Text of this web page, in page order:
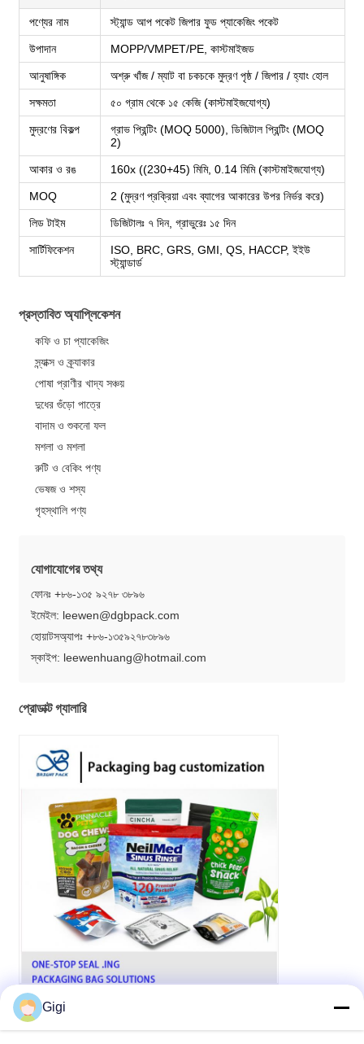
পণ্যের নাম স্ট্যান্ড আপ পকেট জিপার ফুড প্যাকেজিং পকেট
উপাদান MOPP/VMPET/PE, কাস্টমাইজড
আনুষাঙ্গিক অশ্রু খাঁজ / ম্যাট বা চকচকে মুদ্রণ পৃষ্ঠ / জিপার / হ্যাং হোল
সক্ষমতা ৫০ গ্রাম থেকে ১৫ কেজি (কাস্টমাইজযোগ্য)
মুদ্রণের বিকল্প
গ্রাভ প্রিন্টিং (MOQ 5000), ডিজিটাল প্রিন্টিং (MOQ
2)
আকার ও রঙ 160x ((230+45) মিমি, 0.14 মিমি (কাস্টমাইজযোগ্য)
MOQ 2 (মুদ্রণ প্রক্রিয়া এবং ব্যাগের আকারের উপর নির্ভর করে)
লিড টাইম ডিজিটালঃ ৭ দিন, গ্রাভুরেঃ ১৫ দিন
সার্টিফিকেশন
ISO, BRC, GRS, GMI, QS, HACCP, ইইউ
স্ট্যান্ডার্ড
প্রস্তাবিত অ্যাপ্লিকেশন
কফি ও চা প্যাকেজিং
স্ন্যাক্স ও ক্র্যাকার
পোষা প্রাণীর খাদ্য সঞ্চয়
দুধের গুঁড়ো পাত্রে
বাদাম ও শুকনো ফল
মশলা ও মশলা
রুটি ও বেকিং পণ্য
ভেষজ ও শস্য
গৃহস্থালি পণ্য
যোগাযোগের তথ্য
ফোনঃ +৮৬-১৩৫ ৯২৭৮ ৩৮৯৬
ইমেইল: leewen@dgbpack.com
হোয়াটসঅ্যাপঃ +৮৬-১৩৫৯২৭৮৩৮৯৬
স্কাইপ: leewenhuang@hotmail.com
প্রোডাক্ট গ্যালারি
Gigi